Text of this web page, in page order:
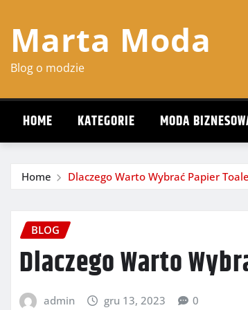
content
Marta Moda
Blog o modzie
HOME KATEGORIE MODA
Home Dlaczego Warto Wybrać Papier
BLOG
Dlaczego Warto
admin gru 13, 2023 0